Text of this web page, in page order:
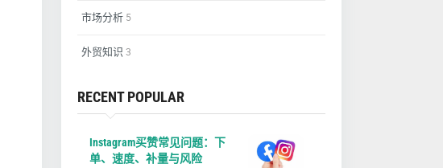
市场分析 5
外贸知识 3
RECENT POPULAR
Instagram买赞常见问题：下
单、速度、补量与风险